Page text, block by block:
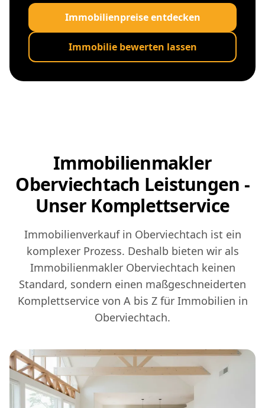
Immobilienpreise entdecken
Immobilie bewerten lassen
Immobilienmakler
Oberviechtach Leistungen -
Unser Komplettservice
Immobilienverkauf in Oberviechtach ist ein
komplexer Prozess. Deshalb bieten wir als
Immobilienmakler Oberviechtach keinen
Standard, sondern einen maßgeschneiderten
Komplettservice von A bis Z für Immobilien in
Oberviechtach.